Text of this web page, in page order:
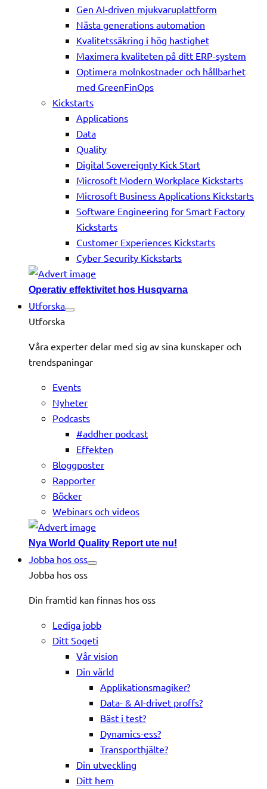
Gen AI-driven mjukvaruplattform
Nästa generations automation
Kvalitetssäkring i hög hastighet
Maximera kvaliteten på ditt ERP-system
Optimera molnkostnader och hållbarhet
med GreenFinOps
Kickstarts
Applications
Data
Quality
Digital Sovereignty Kick Start
Microsoft Modern Workplace Kickstarts
Microsoft Business Applications Kickstarts
Software Engineering for Smart Factory
Kickstarts
Customer Experiences Kickstarts
Cyber Security Kickstarts
Operativ effektivitet hos Husqvarna
Utforska
Utforska
Våra experter delar med sig av sina kunskaper och
trendspaningar
Events
Nyheter
Podcasts
#addher podcast
Effekten
Bloggposter
Rapporter
Böcker
Webinars och videos
Nya World Quality Report ute nu!
Jobba hos oss
Jobba hos oss
Din framtid kan finnas hos oss
Lediga jobb
Ditt Sogeti
Vår vision
Din värld
Applikationsmagiker?
Data- & AI-drivet proffs?
Bäst i test?
Dynamics-ess?
Transporthjälte?
Din utveckling
Ditt hem